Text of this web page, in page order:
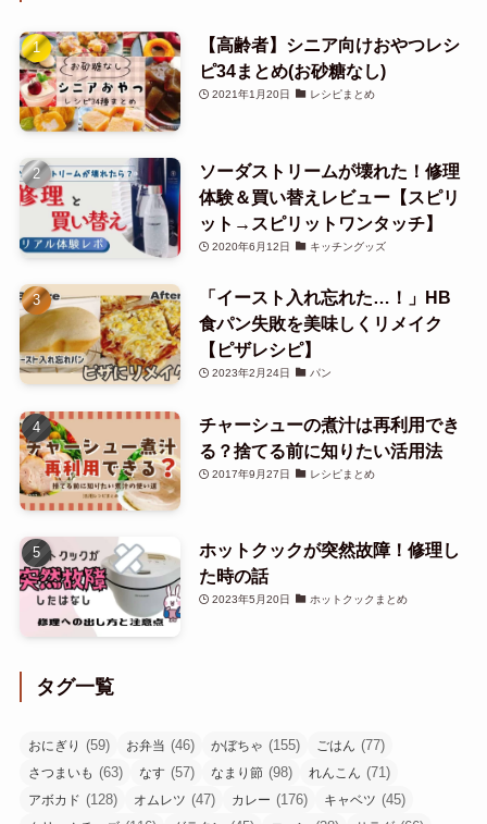
【高齢者】シニア向けおやつレシ
ピ34まとめ(お砂糖なし)
2021年1月20日 レシピまとめ
ソーダストリームが壊れた！修理
体験＆買い替えレビュー【スピリ
ット→スピリットワンタッチ】
2020年6月12日 キッチングッズ
「イースト入れ忘れた…！」HB
食パン失敗を美味しくリメイク
【ピザレシピ】
2023年2月24日 パン
チャーシューの煮汁は再利用でき
る？捨てる前に知りたい活用法
2017年9月27日 レシピまとめ
ホットクックが突然故障！修理し
た時の話
2023年5月20日 ホットクックまとめ
タグ一覧
おにぎり (59) お弁当 (46) かぼちゃ (155) ごはん (77)
さつまいも (63) なす (57) なまり節 (98) れんこん (71)
アボカド (128) オムレツ (47) カレー (176) キャベツ (45)